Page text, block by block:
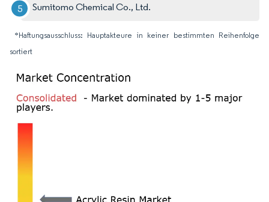
Sumitomo Chemical Co., Ltd.
*Haftungsausschluss: Hauptakteure in keiner bestimmten Reihenfolge
sortiert